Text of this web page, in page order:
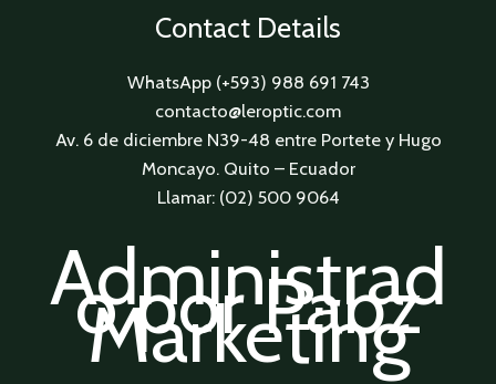
Contact Details
WhatsApp (+593) 988 691 743
contacto@leroptic.com
Av. 6 de diciembre N39-48 entre Portete y Hugo
Moncayo. Quito – Ecuador
Llamar: (02) 500 9064
Administrad
o por Pabz
Marketing